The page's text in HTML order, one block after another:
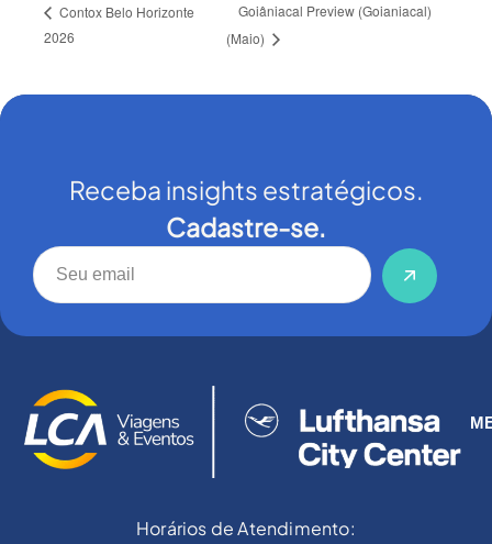
Contox Belo Horizonte
2026
Goiâniacal Preview (Goianiacal)
(Maio)
Receba insights estratégicos.
Cadastre-se.
Horários de Atendimento: